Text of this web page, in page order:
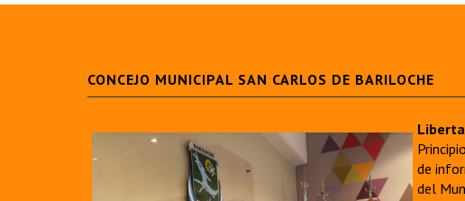
CONCEJO MUNICIPAL SAN CARLOS DE BARILOCHE
de
del